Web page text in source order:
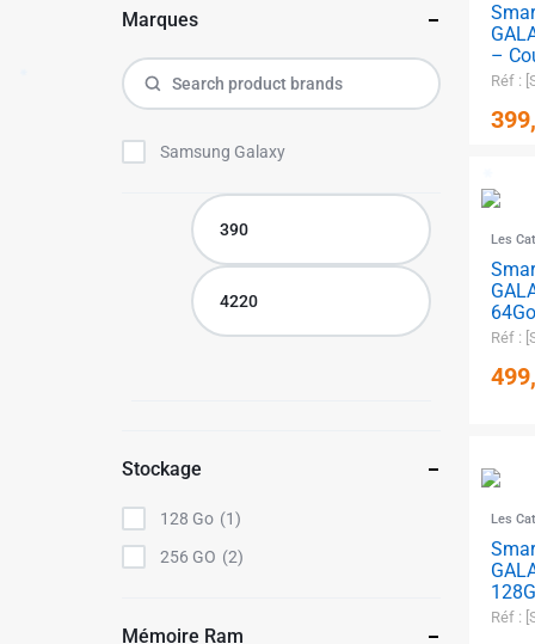
–
Réf :
Les
Réf :
Les
Réf :
Marques
Samsung Galaxy
Stockage
128 Go
1
256 GO
2
Mémoire Ram